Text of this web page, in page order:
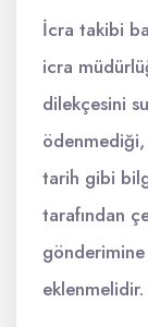
İcra takibi
icra
dilekçesini
tarih gibi
tarafından
eklenmelidir.